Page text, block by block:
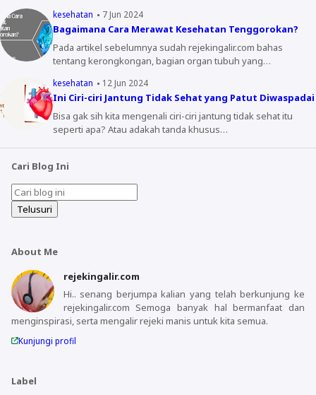
kesehatan 7 Jun 2024
Bagaimana Cara Merawat Kesehatan Tenggorokan?
Pada artikel sebelumnya sudah rejekingalir.com bahas
tentang kerongkongan, bagian organ tubuh yang…
kesehatan 12 Jun 2024
Ini Ciri-ciri Jantung Tidak Sehat yang Patut Diwaspadai
Bisa gak sih kita mengenali ciri-ciri jantung tidak sehat itu
seperti apa? Atau adakah tanda khusus…
Cari Blog Ini
About Me
rejekingalir.com
Hi.. senang berjumpa kalian yang telah berkunjung ke
rejekingalir.com Semoga banyak hal bermanfaat dan
menginspirasi, serta mengalir rejeki manis untuk kita semua.
Kunjungi profil
Label